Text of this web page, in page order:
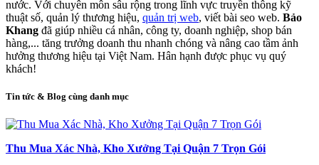
nước. Với chuyên môn sâu rộng trong lĩnh vực truyền thông kỹ
thuật số, quản lý thương hiệu, quản trị web, viết bài seo web. Bảo
Khang đã giúp nhiều cá nhân, công ty, doanh nghiệp, shop bán
hàng,... tăng trưởng doanh thu nhanh chóng và nâng cao tầm ảnh
hưởng thương hiệu tại Việt Nam. Hân hạnh được phục vụ quý
khách!
Tin tức & Blog cùng danh mục
Thu Mua Xác Nhà, Kho Xưởng Tại Quận 7 Trọn Gói